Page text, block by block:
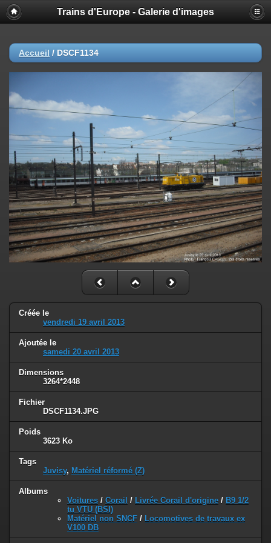
Trains d'Europe - Galerie d'images
Accueil / DSCF1134
Créée le
vendredi 19 avril 2013
Ajoutée le
samedi 20 avril 2013
Dimensions
3264*2448
Fichier
DSCF1134.JPG
Poids
3623 Ko
Tags
Juvisy, Matériel réformé (Z)
Albums
Voitures / Corail / Livrée Corail d'origine / B9 1/2
tu VTU (BSI)
Matériel non SNCF / Locomotives de travaux ex
V100 DB